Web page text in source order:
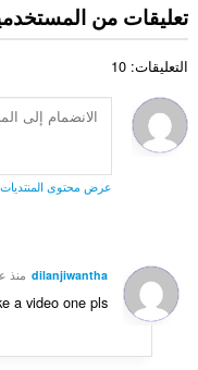
تعليقات من
التعليقات: 10
عرض محتوى المنتديات
dilanjiwantha منذ
a video one pls